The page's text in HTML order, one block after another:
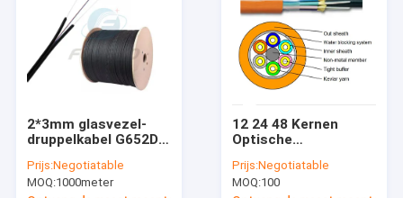
2*3mm glasvezel-
druppelkabel G652D
platkabel
Prijs:Negotiatable
MOQ:1000meter
12 24 48 Kernen
Optische
657A1 OM3 OM4 LC
SC ST FC connector
Prijs:Negotiatable
MOQ:100